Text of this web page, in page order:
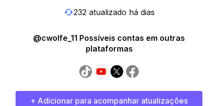
232 atualizado há dias
@cwolfe_11 Possíveis contas em outras
plataformas
+ Adicionar para acompanhar atualizações